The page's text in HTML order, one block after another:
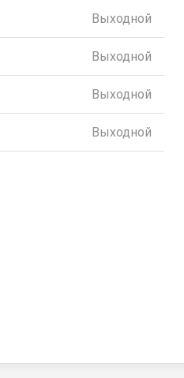
Выходной
Выходной
Выходной
Выходной